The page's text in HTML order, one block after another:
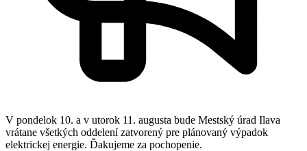
V pondelok 10. a v utorok 11. augusta bude Mestský úrad Ilava
vrátane všetkých oddelení zatvorený pre plánovaný výpadok
elektrickej energie. Ďakujeme za pochopenie.